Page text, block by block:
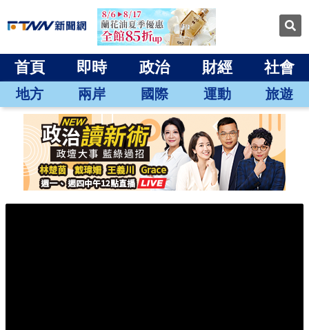
首頁 即時 政治 財經 社會
地方 兩岸 國際 運動 旅遊